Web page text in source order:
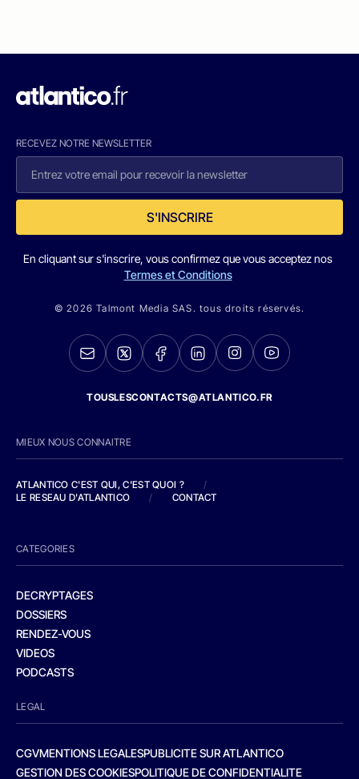
RECEVEZ NOTRE NEWSLETTER
S'INSCRIRE
En cliquant sur s'inscrire, vous confirmez que vous acceptez nos
Termes et Conditions
© 2026 Talmont Media SAS. tous droits réservés.
TOUSLESCONTACTS@ATLANTICO.FR
MIEUX NOUS CONNAITRE
ATLANTICO C'EST QUI, C'EST QUOI ?
/
LE RESEAU D'ATLANTICO
/ CONTACT
CATEGORIES
DECRYPTAGES
DOSSIERS
RENDEZ-VOUS
VIDEOS
PODCASTS
LEGAL
CGVMENTIONS LEGALESPUBLICITE SUR ATLANTICO
GESTION DES COOKIESPOLITIQUE DE CONFIDENTIALITE